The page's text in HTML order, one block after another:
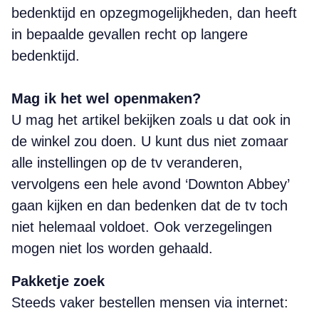
bedenktijd en opzegmogelijkheden, dan heeft
in bepaalde gevallen recht op langere
bedenktijd.
Mag ik het wel openmaken?
U mag het artikel bekijken zoals u dat ook in
de winkel zou doen. U kunt dus niet zomaar
alle instellingen op de tv veranderen,
vervolgens een hele avond ‘Downton Abbey’
gaan kijken en dan bedenken dat de tv toch
niet helemaal voldoet. Ook verzegelingen
mogen niet los worden gehaald.
Pakketje zoek
Steeds vaker bestellen mensen via internet: